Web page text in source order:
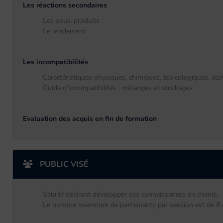
Les réactions secondaires
Les sous-produits
Le rendement
Les incompatibilités
Caractéristiques physiques, chimiques, toxicologiques,
Guide d'incompatibilités : mélanges et stockages
Evaluation des acquis en fin de formation
PUBLIC VISÉ
Salarié désirant développer ses connaissances en chimie.
Le nombre maximum de participants par session est de